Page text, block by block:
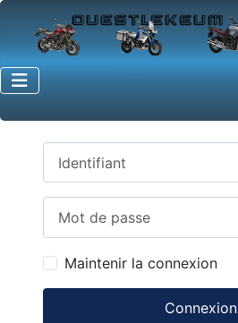
Maintenir la connexion
Connexion